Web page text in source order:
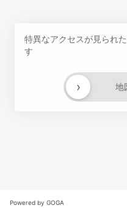
特異なアクセスが見られ
す
地
›
Powered by GOGA